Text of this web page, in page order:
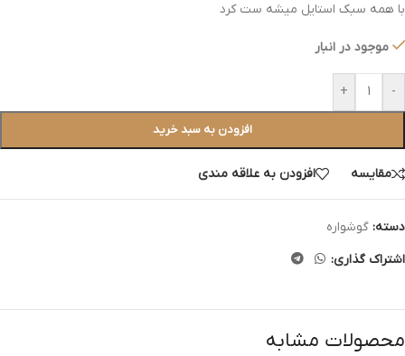
با همه سبک استایل میشه ست کرد
موجود در انبار
-
+
افزودن به سبد خرید
مقایسه افزودن به علاقه مندی
دسته: گوشواره
اشتراک گذاری:
محصولات مشابه